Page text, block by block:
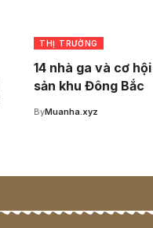
THỊ TRƯỜNG
14 nhà ga và cơ
sản khu Đông Bắc
ByMuanha.xyz